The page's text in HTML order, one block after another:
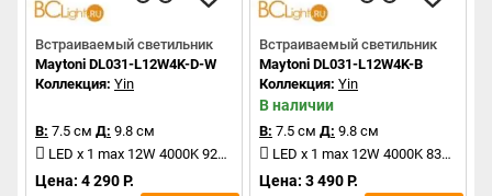
Встраиваемый светильник
Maytoni DL031-L12W4K-D-W
Коллекция: Yin
В: 7.5 см Д: 9.8 см
LED x 1 max 12W 4000K 920Lm
Цена: 4 290 Р.
Встраиваемый светильник
Maytoni DL031-L12W4K-B
Коллекция: Yin
В наличии
В: 7.5 см Д: 9.8 см
LED x 1 max 12W 4000K 830Lm
Цена: 3 490 Р.